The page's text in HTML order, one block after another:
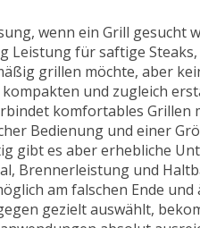
wenn ein Grill gesucht
für saftige
grillen möchte, aber
und zugleich
komfortables Grillen
Bedienung und einer
gibt es aber erhebliche
Brennerleistung und
am falschen Ende
gezielt auswählt,